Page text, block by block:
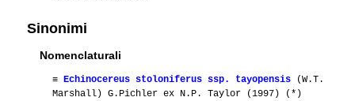
Sinonimi
Nomenclaturali
≡ Echinocereus stoloniferus ssp. tayopensis (W.T.
Marshall) G.Pichler ex N.P. Taylor (1997) (*)